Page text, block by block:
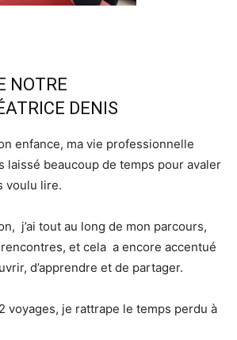
NOTRE
DENIS
enfance, ma vie professionnelle
laissé beaucoup de temps pour avaler
voulu lire.
j’ai tout au long de mon parcours,
et cela a encore accentué
d’apprendre et de partager.
voyages, je rattrape le temps perdu à